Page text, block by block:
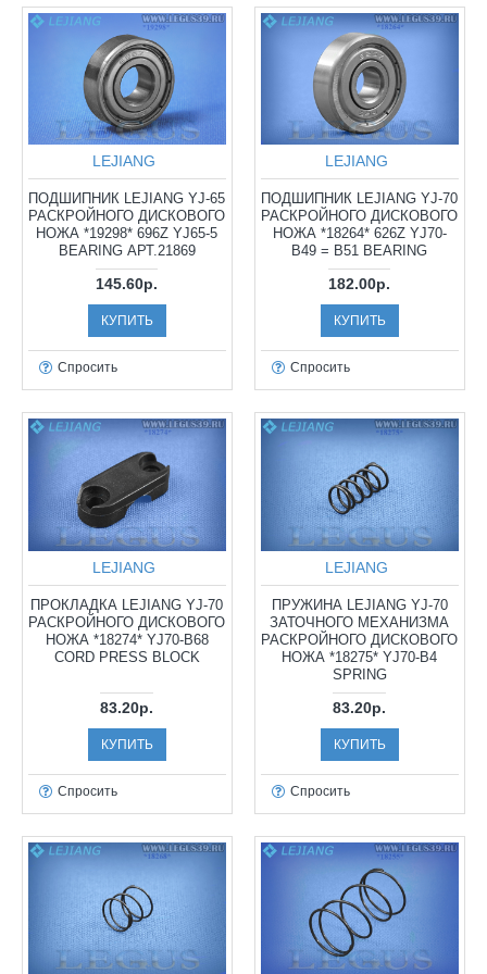
LEJIANG
ПОДШИПНИК LEJIANG YJ-65
РАСКРОЙНОГО ДИСКОВОГО
НОЖА *19298* 696Z YJ65-5
BEARING АРТ.21869
145.60р.
КУПИТЬ
Спросить
LEJIANG
ПОДШИПНИК LEJIANG YJ-70
РАСКРОЙНОГО ДИСКОВОГО
НОЖА *18264* 626Z YJ70-
B49 = B51 BEARING
182.00р.
КУПИТЬ
Спросить
LEJIANG
ПРОКЛАДКА LEJIANG YJ-70
РАСКРОЙНОГО ДИСКОВОГО
НОЖА *18274* YJ70-B68
CORD PRESS BLOCK
83.20р.
КУПИТЬ
Спросить
LEJIANG
ПРУЖИНА LEJIANG YJ-70
ЗАТОЧНОГО МЕХАНИЗМА
РАСКРОЙНОГО ДИСКОВОГО
НОЖА *18275* YJ70-B4
SPRING
83.20р.
КУПИТЬ
Спросить